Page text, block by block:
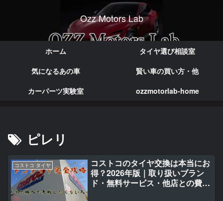
実体験で語る本音のカー情報
Ozz Motors Lab
ホーム
タイヤ選び相談室
気になるあの車
賢い車の買い方・他
カーパーツ実験室
ozzmotorlab-home
ピレリ
コストコ タイヤ
コストコのタイヤ交換は本当にお
得？2026年版｜取り扱いブラン
ド・無料サービス・他店との費用